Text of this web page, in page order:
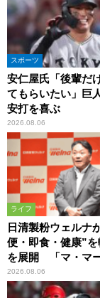
スポーツ
安仁屋氏「後輩だ
てもらいたい」巨
安打を喜ぶ
2026.08.06
ライフ
日清製粉ウェルナ
便・即食・健康”
を展開 「マ・マ
洞窟」ブランドを強
2026.08.06